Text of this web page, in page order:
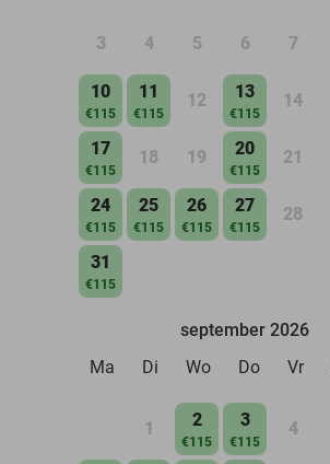
3 4 5 6 7
10
€115
11
€115
12 13
€115
14
17
€115
18 19 20
€115
21
24
€115
25
€115
26
€115
27
€115
28
31
€115
september 2026
Ma
Di Wo Do Vr
1 2
€115
3
€115
4